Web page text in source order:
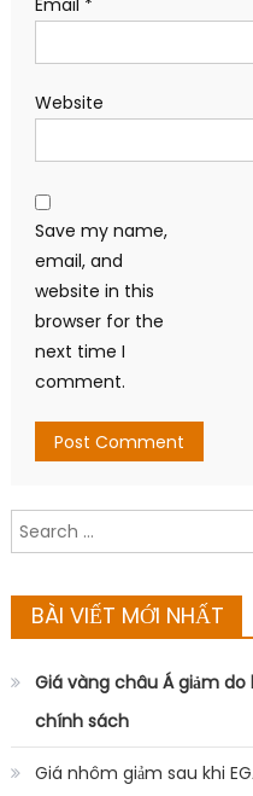
Email *
Website
Save my name,
email, and
website in this
browser for the
next time I
comment.
Search
for:
BÀI VIẾT MỚI NHẤT
Giá vàng châu Á giảm
chính sách
Giá nhôm giảm sau khi